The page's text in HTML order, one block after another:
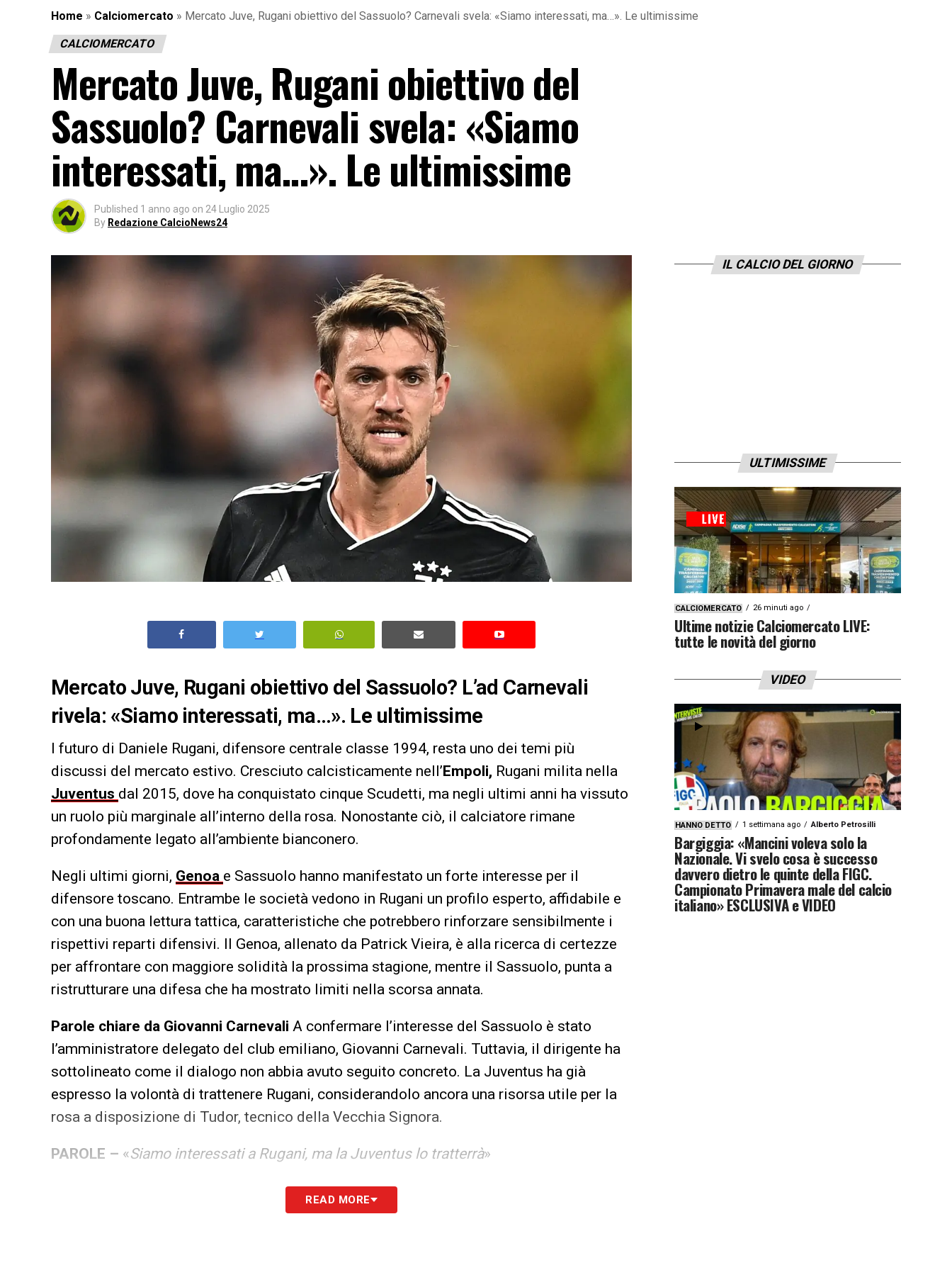
Home » Calciomercato » Mercato Juve, Rugani obiettivo del Sassuolo? Carnevali svela: «Siamo interessati, ma…». Le ultimissime
CALCIOMERCATO
Mercato Juve, Rugani obiettivo del
Sassuolo? Carnevali svela: «Siamo
interessati, ma…». Le ultimissime
Published 1 anno ago on 24 Luglio 2025
By Redazione CalcioNews24
Mercato Juve, Rugani obiettivo del Sassuolo? L’ad Carnevali
rivela: «Siamo interessati, ma…». Le ultimissime
l futuro di Daniele Rugani, difensore centrale classe 1994, resta uno dei temi più
discussi del mercato estivo. Cresciuto calcisticamente nell’Empoli, Rugani milita nella
Juventus dal 2015, dove ha conquistato cinque Scudetti, ma negli ultimi anni ha vissuto
un ruolo più marginale all’interno della rosa. Nonostante ciò, il calciatore rimane
profondamente legato all’ambiente bianconero.
Negli ultimi giorni, Genoa e Sassuolo hanno manifestato un forte interesse per il
difensore toscano. Entrambe le società vedono in Rugani un profilo esperto, affidabile e
con una buona lettura tattica, caratteristiche che potrebbero rinforzare sensibilmente i
rispettivi reparti difensivi. Il Genoa, allenato da Patrick Vieira, è alla ricerca di certezze
per affrontare con maggiore solidità la prossima stagione, mentre il Sassuolo, punta a
ristrutturare una difesa che ha mostrato limiti nella scorsa annata.
Parole chiare da Giovanni Carnevali A confermare l’interesse del Sassuolo è stato
l’amministratore delegato del club emiliano, Giovanni Carnevali. Tuttavia, il dirigente ha
sottolineato come il dialogo non abbia avuto seguito concreto. La Juventus ha già
espresso la volontà di trattenere Rugani, considerandolo ancora una risorsa utile per la
rosa a disposizione di Tudor, tecnico della Vecchia Signora.
PAROLE – «Siamo interessati a Rugani, ma la Juventus lo tratterrà»
Il nodo principale resta la volontà del giocatore. Rugani non
sembra intenzionato a lasciare Torino: per lui, la possibilità di giocarsi le proprie carte in
READ MORE
IL CALCIO DEL GIORNO
ULTIMISSIME
CALCIOMERCATO 26 minuti ago
Ultime notizie Calciomercato LIVE:
tutte le novità del giorno
VIDEO
HANNO DETTO 1 settimana ago Alberto Petrosilli
Bargiggia: «Mancini voleva solo la
Nazionale. Vi svelo cosa è successo
davvero dietro le quinte della FIGC.
Campionato Primavera male del calcio
italiano» ESCLUSIVA e VIDEO